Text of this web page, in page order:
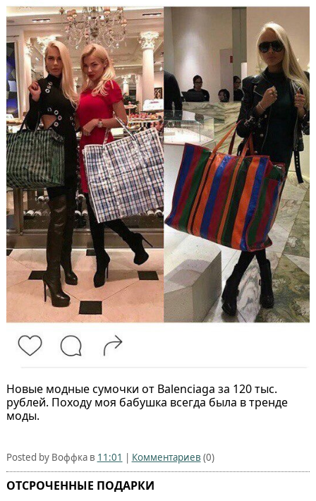
Новые модные сумочки от Balenciaga за 120 тыс.
рублей. Походу моя бабушка всегда была в тренде
моды.
Posted by Воффка в 11:01 | Комментариев (0)
ОТСРОЧЕННЫЕ ПОДАРКИ